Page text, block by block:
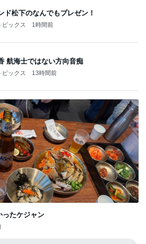
ド松下のなんでもプレゼン！
ックス 1時間前
航海士ではない方向音痴
ックス 13時間前
ったケジャン